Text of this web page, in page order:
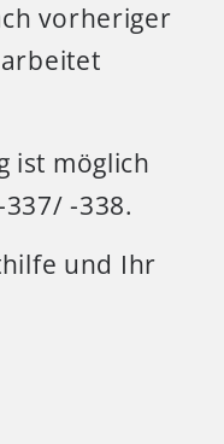
vorheriger
ist möglich
-338.
und Ihr